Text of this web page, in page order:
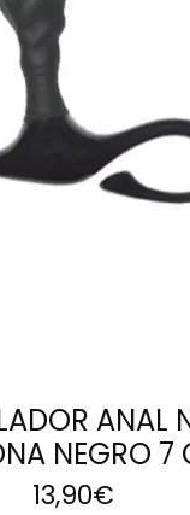
LEER MÁS
ANAL
NEGRO 7
13,90€